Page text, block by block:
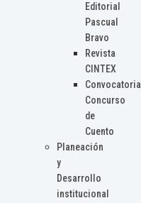
Editorial
Pascual
Bravo
Revista
CINTEX
Convocatoria
Concurso
de
Cuento
Planeación
y
Desarrollo
institucional